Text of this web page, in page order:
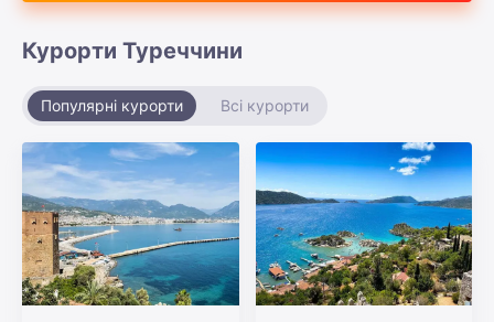
Курорти Туреччини
Популярні курорти Всі курорти